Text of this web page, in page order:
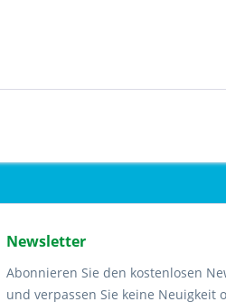
Newsletter
Abonnieren Sie den kostenlosen
und verpassen Sie keine Neuigkeit